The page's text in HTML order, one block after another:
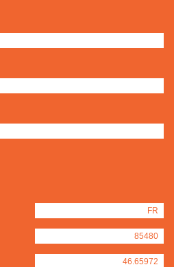
FR
85480
46.65972